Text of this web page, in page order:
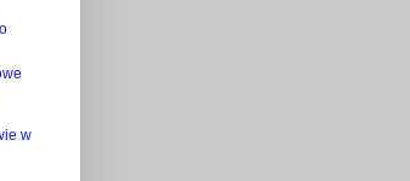
w